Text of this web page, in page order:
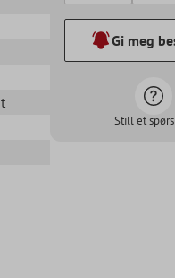
Gi meg
Still et